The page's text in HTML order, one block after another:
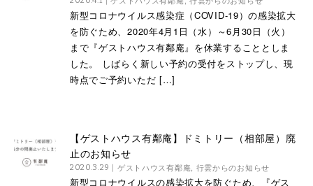
新型コロナウイルス感染症（COVID-19）の感染拡大
を防ぐため、2020年4月1日（水）～6月30日（火）
まで『ゲストハウス有鄰庵』を休業することとしま
した。 しばらく新しい予約の受付をストップし、現
時点でご予約いただ […]
【ゲストハウス有鄰庵】ドミトリー（相部屋）廃
止のお知らせ
2020.3.29 ゲストハウス有鄰庵 行雲からのお知らせ
新型コロナウイルスの感染拡大を防ぐため、『ゲス